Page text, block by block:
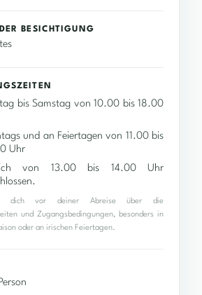
BESICHTIGUNG
bis Samstag von 10.00 bis 18.00
und an Feiertagen von 11.00 bis
Uhr
von 13.00 bis 14.00 Uhr
dich vor deiner Abreise über die
und Zugangsbedingungen, besonders in
oder an irischen Feiertagen.